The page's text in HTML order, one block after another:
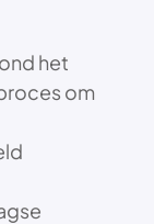
het
om